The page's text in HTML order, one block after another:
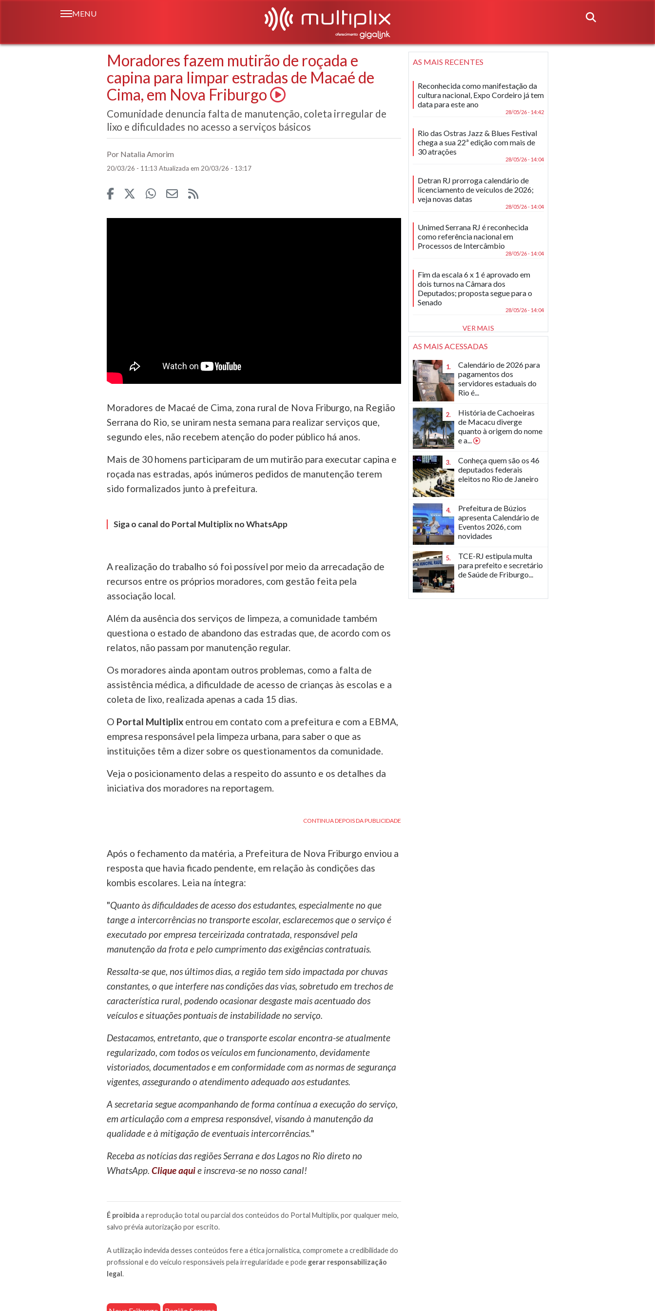
MENU
Moradores fazem mutirão de roçada e
capina para limpar estradas de Macaé de
Cima, em Nova Friburgo
Comunidade denuncia falta de manutenção, coleta irregular de
lixo e dificuldades no acesso a serviços básicos
Por Natalia Amorim
20/03/26 - 11:13 Atualizada em 20/03/26 - 13:17
Moradores de Macaé de Cima, zona rural de Nova Friburgo, na Região
Serrana do Rio, se uniram nesta semana para realizar serviços que,
segundo eles, não recebem atenção do poder público há anos.
Mais de 30 homens participaram de um mutirão para executar capina e
roçada nas estradas, após inúmeros pedidos de manutenção terem
sido formalizados junto à prefeitura.
Siga o canal do Portal Multiplix no WhatsApp
A realização do trabalho só foi possível por meio da arrecadação de
recursos entre os próprios moradores, com gestão feita pela
associação local.
Além da ausência dos serviços de limpeza, a comunidade também
questiona o estado de abandono das estradas que, de acordo com os
relatos, não passam por manutenção regular.
Os moradores ainda apontam outros problemas, como a falta de
assistência médica, a dificuldade de acesso de crianças às escolas e a
coleta de lixo, realizada apenas a cada 15 dias.
O Portal Multiplixentrou em contato com a prefeitura e com a EBMA,
empresa responsável pela limpeza urbana, para saber o que as
instituições têm a dizer sobre os questionamentos da comunidade.
Veja o posicionamento delas a respeito do assunto e os detalhes da
iniciativa dos moradores na reportagem.
Após o fechamento da matéria, a Prefeitura de Nova Friburgo enviou a
resposta que havia ficado pendente, em relação às condições das
kombis escolares. Leia na íntegra:
"Quanto às dificuldades de acesso dos estudantes, especialmente no que
tange a intercorrências no transporte escolar, esclarecemos que o serviço é
executado por empresa terceirizada contratada, responsável pela
manutenção da frota e pelo cumprimento das exigências contratuais.
Ressalta-se que, nos últimos dias, a região tem sido impactada por chuvas
constantes, o que interfere nas condições das vias, sobretudo em trechos de
característica rural, podendo ocasionar desgaste mais acentuado dos
veículos e situações pontuais de instabilidade no serviço.
Destacamos, entretanto, que o transporte escolar encontra-se atualmente
regularizado, com todos os veículos em funcionamento, devidamente
vistoriados, documentados e em conformidade com as normas de segurança
vigentes, assegurando o atendimento adequado aos estudantes.
A secretaria segue acompanhando de forma contínua a execução do serviço,
em articulação com a empresa responsável, visando à manutenção da
qualidade e à mitigação de eventuais intercorrências."
Receba as notícias das regiões Serrana e dos Lagos no Rio direto no
WhatsApp. Clique aquie inscreva-se no nosso canal!
É proibida a reprodução total ou parcial dos conteúdos do Portal Multiplix, por qualquer meio,
salvo prévia autorização por escrito.
A utilização indevida desses conteúdos fere a ética jornalística, compromete a credibilidade do
profissional e do veículo responsáveis pela irregularidade e pode gerar responsabilização
legal.
AS MAIS RECENTES
Reconhecida como manifestação da
cultura nacional, Expo Cordeiro já tem
data para este ano
28/05/26 - 14:42
Rio das Ostras Jazz & Blues Festival
chega a sua 22ª edição com mais de
30 atrações
28/05/26 - 14:04
Detran RJ prorroga calendário de
licenciamento de veículos de 2026;
veja novas datas
28/05/26 - 14:04
Unimed Serrana RJ é reconhecida
como referência nacional em
Processos de Intercâmbio
28/05/26 - 14:04
Fim da escala 6 x 1 é aprovado em
dois turnos na Câmara dos
Deputados; proposta segue para o
Senado
28/05/26 - 14:04
VER MAIS
AS MAIS ACESSADAS
1.
Calendário de 2026 para
pagamentos dos
servidores estaduais do
Rio é...
2.
História de Cachoeiras
de Macacu diverge
quanto à origem do nome
e a...
3.
Conheça quem são os 46
deputados federais
eleitos no Rio de Janeiro
4.
Prefeitura de Búzios
apresenta Calendário de
Eventos 2026, com
novidades
5.
TCE-RJ estipula multa
para prefeito e secretário
de Saúde de Friburgo...